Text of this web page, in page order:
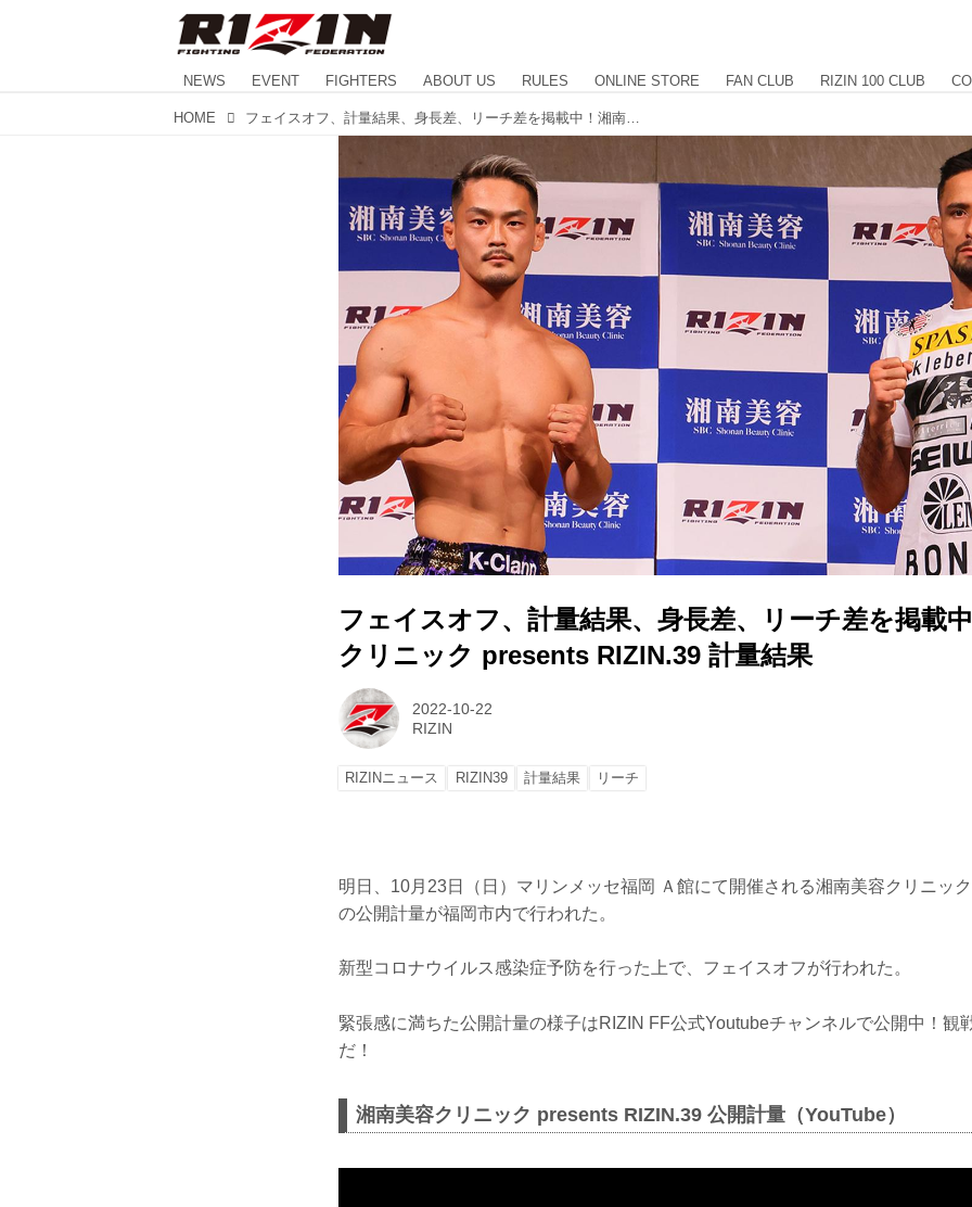
NEWS EVENT FIGHTERS ABOUT US RULES ONLINE STORE FAN CLUB RIZIN 100 CLUB
HOME
フェイスオフ、計量結果、身長差、リーチ差を掲載
クリニック presents RIZIN.39 計量結果
2022-10-22
RIZIN
RIZINニュース RIZIN39 計量結果 リーチ
明日、10月23日（日）マリンメッセ福岡 Ａ館にて開催される湘南美容クリニッ
の公開計量が福岡市内で行われた。
新型コロナウイルス感染症予防を行った上で、フェイスオフが行われた。
緊張感に満ちた公開計量の様子はRIZIN FF公式Youtubeチャンネルで公開中！観
だ！
湘南美容クリニック presents RIZIN.39 公開計量（YouTube）